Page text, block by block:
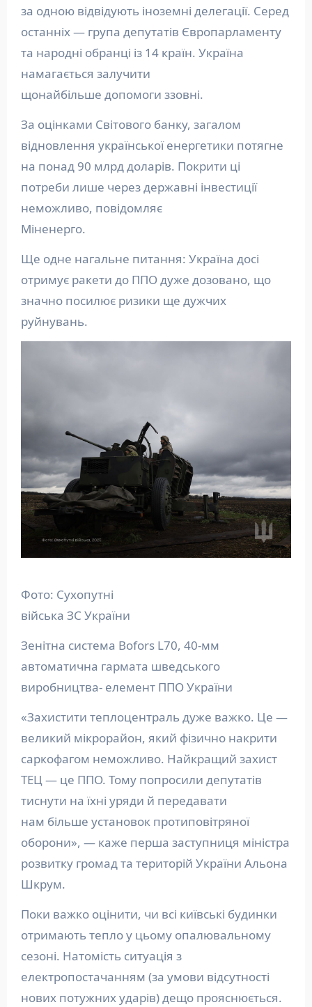
за одною відвідують іноземні делегації. Серед
останніх — група депутатів Європарламенту
та народні обранці із 14 країн. Україна
намагається залучити
щонайбільше допомоги ззовні.
За оцінками Світового банку, загалом
відновлення української енергетики потягне
на понад 90 млрд доларів. Покрити ці
потреби лише через державні інвестиції
неможливо, повідомляє
Міненерго.
Ще одне нагальне питання: Україна досі
отримує ракети до ППО дуже дозовано, що
значно посилює ризики ще дужчих
руйнувань.
Фото: Сухопутні
війська ЗС України
Зенітна система Bofors L70, 40-мм
автоматична гармата шведського
виробництва- елемент ППО України
«Захистити теплоцентраль дуже важко. Це —
великий мікрорайон, який фізично накрити
саркофагом неможливо. Найкращий захист
ТЕЦ — це ППО. Тому попросили депутатів
тиснути на їхні уряди й передавати
нам більше установок протиповітряної
оборони», — каже перша заступниця міністра
розвитку громад та територій України Альона
Шкрум.
Поки важко оцінити, чи всі київські будинки
отримають тепло у цьому опалювальному
сезоні. Натомість ситуація з
електропостачанням (за умови відсутності
нових потужних ударів) дещо прояснюється.